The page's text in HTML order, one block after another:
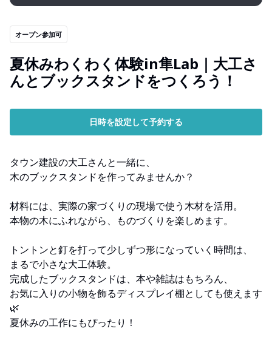
オープン参加可
夏休みわくわく体験in隼Lab｜大工さ
んとブックスタンドをつくろう！
日時を設定して予約する
タウン建設の大工さんと一緒に、
木のブックスタンドを作ってみませんか？
材料には、実際の家づくりの現場で使う木材を活用。
本物の木にふれながら、ものづくりを楽しめます。
トントンと釘を打って少しずつ形になっていく時間は、
まるで小さな大工体験。
完成したブックスタンドは、本や雑誌はもちろん、
お気に入りの小物を飾るディスプレイ棚としても使えます
🌿
夏休みの工作にもぴったり！